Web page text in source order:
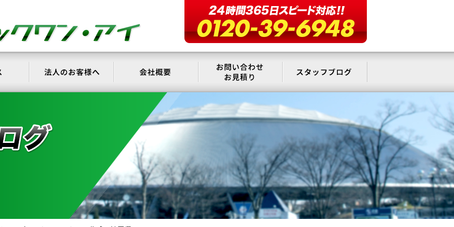
サービス 法人のお客様へ 会社概要 お問い合わせ・お見積もりスタッフブログ